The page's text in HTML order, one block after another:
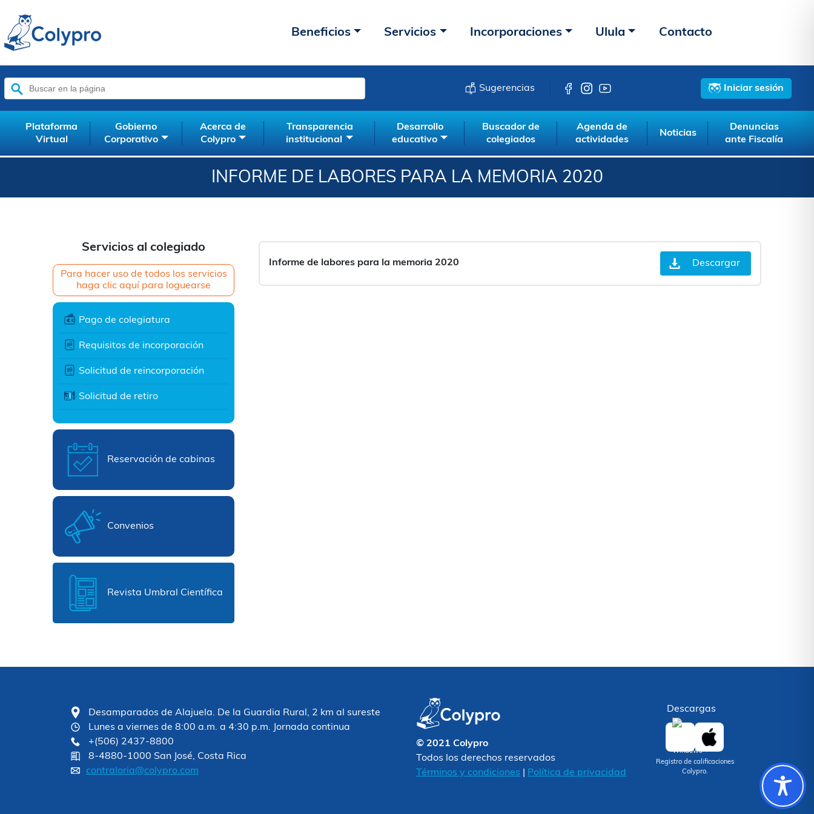
Beneficios Servicios Incorporaciones Ulula Contacto
Buscar:
Sugerencias Iniciar sesión
Plataforma
Virtual
Gobierno
Corporativo
Acerca de
Colypro
Transparencia
institucional
Desarrollo
educativo
Buscador de
colegiados
Agenda de
actividades
Noticias
Denuncias
ante Fiscalía
INFORME DE LABORES PARA LA MEMORIA 2020
Servicios al colegiado
Para hacer uso de todos los servicios
haga clic aquí para loguearse
Pago de colegiatura
Requisitos de incorporación
Solicitud de reincorporación
Solicitud de retiro
Reservación de cabinas
Convenios
Revista Umbral Científica
Informe de labores para la memoria 2020 Descargar
Desamparados de Alajuela. De la Guardia Rural, 2 km al sureste
Lunes a viernes de 8:00 a.m. a 4:30 p.m. Jornada continua
+(506) 2437-8800
8-4880-1000 San José, Costa Rica
contraloria@colypro.com
© 2021 Colypro
Todos los derechos reservados
Términos y condiciones
Política de privacidad
Descargas
Registro de calificaciones
Colypro.